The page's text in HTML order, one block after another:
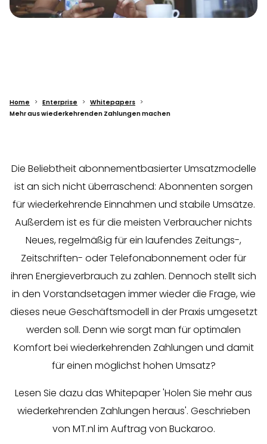
Home Enterprise
Whitepapers
Mehr aus wiederkehrenden Zahlungen machen
Die Beliebtheit abonnementbasierter Umsatzmodelle
ist an sich nicht überraschend: Abonnenten sorgen
für wiederkehrende Einnahmen und stabile Umsätze.
Außerdem ist es für die meisten Verbraucher nichts
Neues, regelmäßig für ein laufendes Zeitungs-,
Zeitschriften- oder Telefonabonnement oder für
ihren Energieverbrauch zu zahlen. Dennoch stellt sich
in den Vorstandsetagen immer wieder die Frage, wie
dieses neue Geschäftsmodell in der Praxis umgesetzt
werden soll. Denn wie sorgt man für optimalen
Komfort bei wiederkehrenden Zahlungen und damit
für einen möglichst hohen Umsatz?
Lesen Sie dazu das Whitepaper 'Holen Sie mehr aus
wiederkehrenden Zahlungen heraus'. Geschrieben
von MT.nl im Auftrag von Buckaroo.